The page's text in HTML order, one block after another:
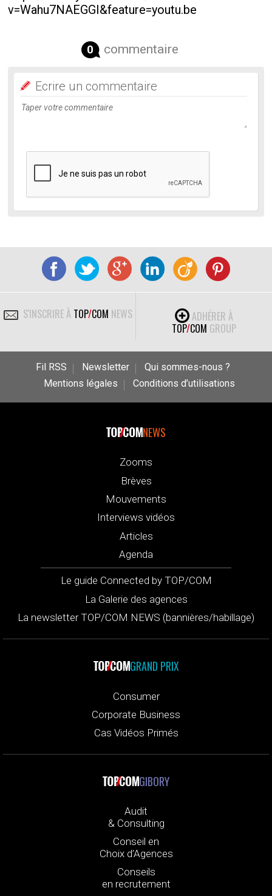
v=Wahu7NAEGGI&feature=youtu.be
0 commentaire
Ecrire un commentaire
S'INSCRIRE À TOP/COM NEWS
ADHÉRER À
TOP/COM GROUP
Fil RSS Newsletter
Qui sommes-nous ?
Mentions légales
Conditions d’utilisations
NEWS
Zooms
Brèves
Mouvements
Interviews vidéos
Articles
Agenda
Le guide Connected by TOP/COM
La Galerie des agences
La newsletter TOP/COM NEWS (bannières/habillage)
GRAND PRIX
Consumer
Corporate Business
Cas Vidéos Primés
GIBORY
Audit
& Consulting
Conseil en
Choix d’Agences
Conseils
en recrutement